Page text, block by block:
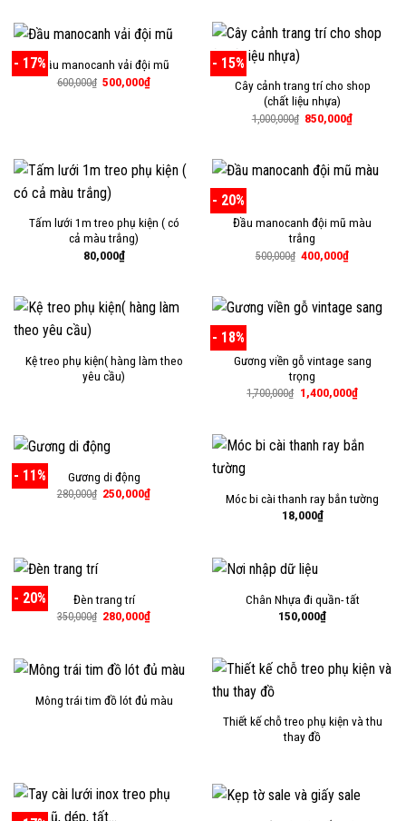
75,000₫.
- 17%Đầu manocanh vải đội mũ
600,000₫ Giá
500,000₫Giá
- 15%
Cây cảnh trang trí cho shop
(chất liệu nhựa)
1,000,000₫ Giá
850,000₫Giá
850,000₫.
Tấm lưới 1m treo phụ kiện ( có
cả màu trắng)
80,000₫
- 20%
Đầu manocanh đội mũ màu
trắng
500,000₫ Giá
400,000₫Giá
400,000₫.
Kệ treo phụ kiện( hàng làm theo
yêu cầu)
- 18%
Gương viền gỗ vintage sang
trọng
1,700,000₫ Giá
gốc
1,400,000₫Giá
hiện
- 11% Gương di động
280,000₫ Giá
250,000₫Giá
Móc bi cài thanh ray bắn tường
18,000₫
- 20% Đèn trang trí
350,000₫ Giá
280,000₫Giá
280,000₫.
Chân Nhựa đi quần- tất
150,000₫
Mông trái tim đồ lót đủ màu
Thiết kế chỗ treo phụ kiện và thu
thay đồ